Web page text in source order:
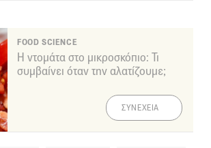
FOOD SCIENCE
Η ντομάτα στο μικροσκόπιο: Τι
συμβαίνει όταν την αλατίζουμε;
ΣΥΝΕΧΕΙΑ